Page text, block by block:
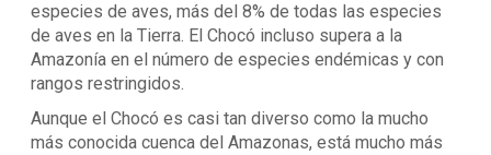
especies de aves, más del 8% de todas las especies
de aves en la Tierra. El Chocó incluso supera a la
Amazonía en el número de especies endémicas y con
rangos restringidos.
Aunque el Chocó es casi tan diverso como la mucho
más conocida cuenca del Amazonas, está mucho más